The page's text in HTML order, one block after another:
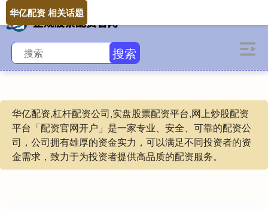
搜索
华亿配资,杠杆配资公司,实盘股票配资平台,网上炒股配资
平台「配资官网开户」是一家专业、安全、可靠的配资公
司，公司拥有雄厚的资金实力，可以满足不同投资者的资
金需求，致力于为投资者提供高品质的配资服务。
华亿配资 相关话题